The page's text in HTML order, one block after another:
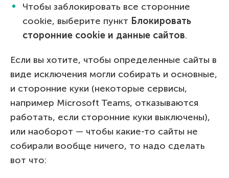
Чтобы заблокировать все сторонние
cookie, выберите пункт Блокировать
сторонние cookie и данные сайтов.
Если вы хотите, чтобы определенные сайты в
виде исключения могли собирать и основные,
и сторонние куки (некоторые сервисы,
например Microsoft Teams, отказываются
работать, если сторонние куки выключены),
или наоборот — чтобы какие-то сайты не
собирали вообще ничего, то надо сделать
вот что: